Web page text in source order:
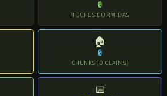
0
NOCHES DORMIDAS
🏠
0
CHUNKS (0 CLAIMS)
📅